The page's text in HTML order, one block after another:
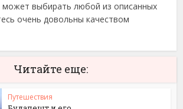
может выбирать любой из описанных
очень довольны качеством
Читайте еще:
Путешествия